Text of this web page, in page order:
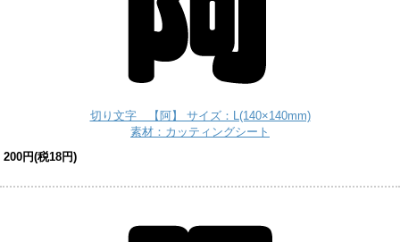
切り文字 【阿】 サイズ：L(140×140mm)
素材：カッティングシート
200円(税18円)